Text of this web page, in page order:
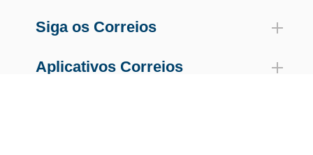
Siga os Correios
Aplicativos Correios